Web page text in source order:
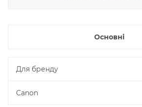
Основні
Для бренду
Canon